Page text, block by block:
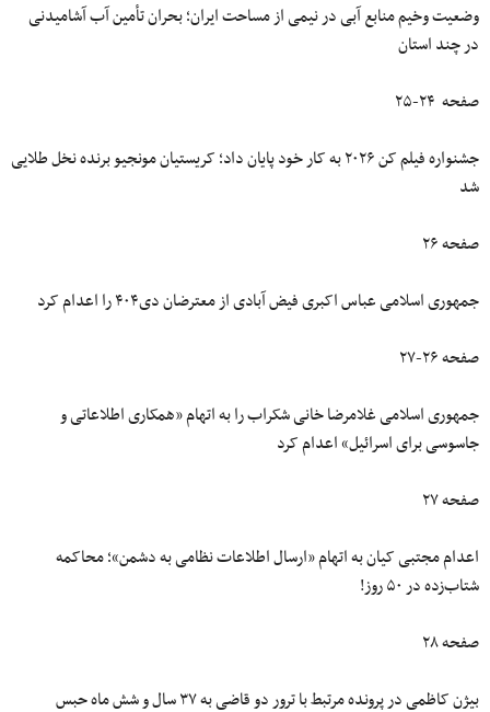
وضعیت وخیم منابع آبی در نیمی از مساحت ایران؛ بحران تأمین آب آشامیدنی
در چند استان
صفحه ۲۴-۲۵
جشنواره فیلم کن ۲۰۲۶ به کار خود پایان داد؛ کریستیان مونجیو برنده نخل طلایی
شد
صفحه ۲۶
جمهوری اسلامی عباس اکبری فیض آبادی از معترضان دی۴۰۴ را اعدام کرد
صفحه ۲۶-۲۷
جمهوری اسلامی غلامرضا خانی شکراب را به اتهام «همکاری اطلاعاتی و
جاسوسی برای اسرائیل» اعدام کرد
صفحه ۲۷
اعدام مجتبی کیان به اتهام «ارسال اطلاعات نظامی به دشمن»؛ محاکمه
شتاب‌زده در ۵۰ روز!
صفحه ۲۸
بیژن کاظمی در پرونده‌ مرتبط با ترور دو قاضی به ۳۷ سال و شش ماه حبس